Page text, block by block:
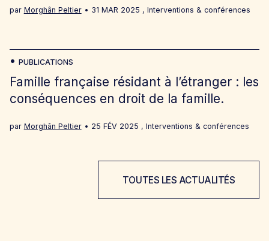
par Morghân Peltier 31 MAR 2025 , Interventions & conférences
Famille française résidant à l’étranger : les
conséquences en droit de la famille.
par Morghân Peltier 25 FÉV 2025
PUBLICATIONS
, Interventions & conférences
TOUTES LES ACTUALITÉS